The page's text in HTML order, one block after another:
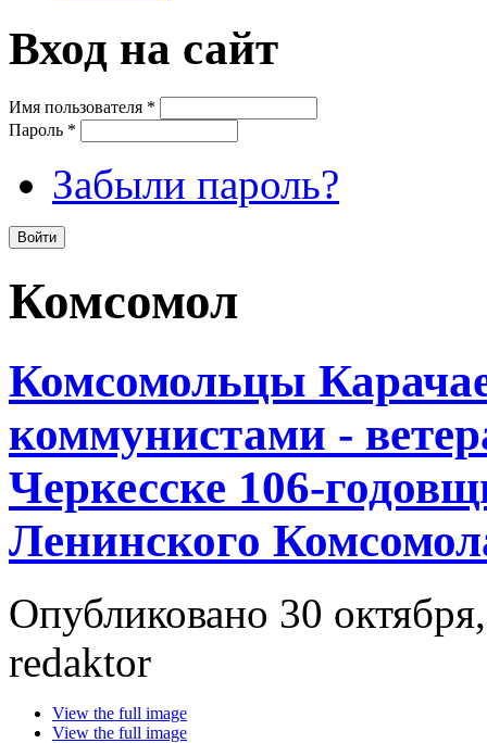
Вход на сайт
Имя пользователя *
Пароль *
Забыли пароль?
Комсомол
Комсомольцы
коммунистами -
Черкесске 106-
Ленинского
Опубликовано 30
redaktor
View the full image
View the full image